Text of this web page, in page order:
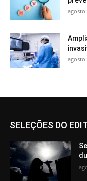
agosto
agosto
SELEÇÕES DO